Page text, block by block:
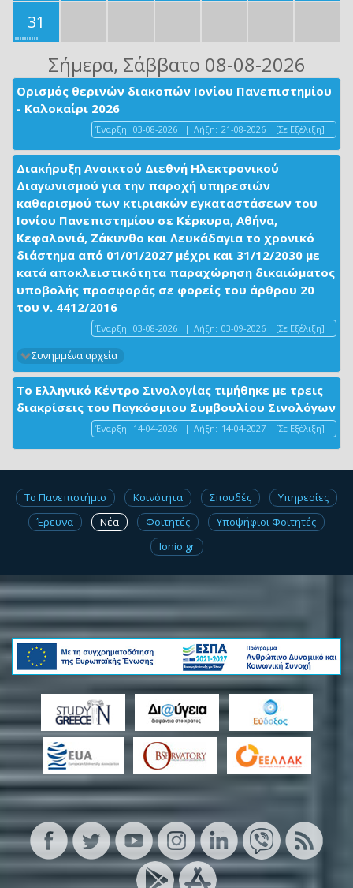
31
Σήμερα, Σάββατο 08-08-2026
Ορισμός θερινών διακοπών Ιονίου Πανεπιστημίου
- Καλοκαίρι 2026
Έναρξη: 03-08-2026 | Λήξη: 21-08-2026 [Σε Εξέλιξη]
Διακήρυξη Ανοικτού Διεθνή Ηλεκτρονικού
Διαγωνισμού για την παροχή υπηρεσιών
καθαρισμού των κτιριακών εγκαταστάσεων του
Ιονίου Πανεπιστημίου σε Κέρκυρα, Αθήνα,
Κεφαλονιά, Ζάκυνθο και Λευκάδαγια το χρονικό
διάστημα από 01/01/2027 μέχρι και 31/12/2030 με
κατά αποκλειστικότητα παραχώρηση δικαιώματος
υποβολής προσφοράς σε φορείς του άρθρου 20
του ν. 4412/2016
Έναρξη: 03-08-2026 | Λήξη: 03-09-2026 [Σε Εξέλιξη]
Συνημμένα αρχεία
Το Ελληνικό Κέντρο Σινολογίας τιμήθηκε με τρεις
διακρίσεις του Παγκόσμιου Συμβουλίου Σινολόγων
Έναρξη: 14-04-2026 | Λήξη: 14-04-2027 [Σε Εξέλιξη]
Το Πανεπιστήμιο Κοινότητα Σπουδές
Υπηρεσίες
Έρευνα
Νέα Φοιτητές
Υποψήφιοι Φοιτητές
Ionio.gr